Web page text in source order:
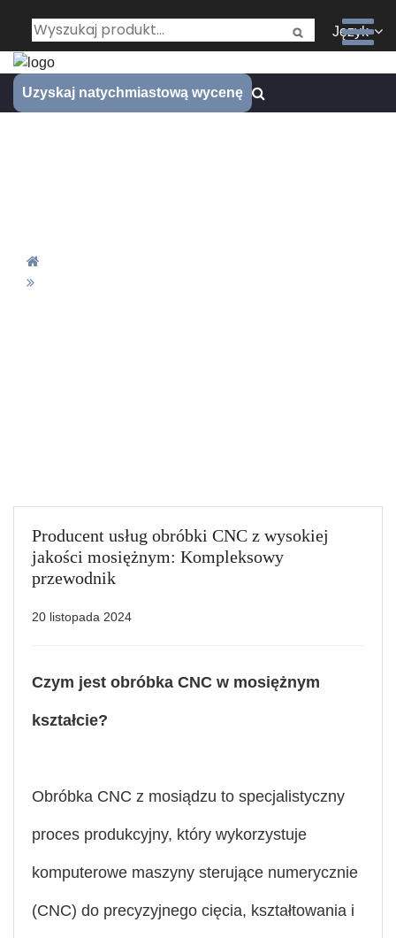
Język
Uzyskaj natychmiastową wycenę
Producent usług obróbki CNC z wysokiej
jakości mosiężnym: Kompleksowy
przewodnik
20 listopada 2024
Czym jest obróbka CNC w mosiężnym
kształcie?
Obróbka CNC z mosiądzu to specjalistyczny
proces produkcyjny, który wykorzystuje
komputerowe maszyny sterujące numerycznie
(CNC) do precyzyjnego cięcia, kształtowania i